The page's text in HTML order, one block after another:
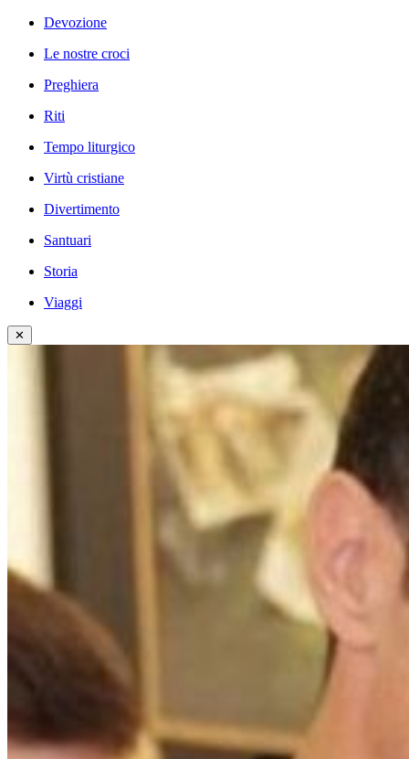
Devozione
Le nostre croci
Preghiera
Riti
Tempo liturgico
Virtù cristiane
Divertimento
Santuari
Storia
Viaggi
✕